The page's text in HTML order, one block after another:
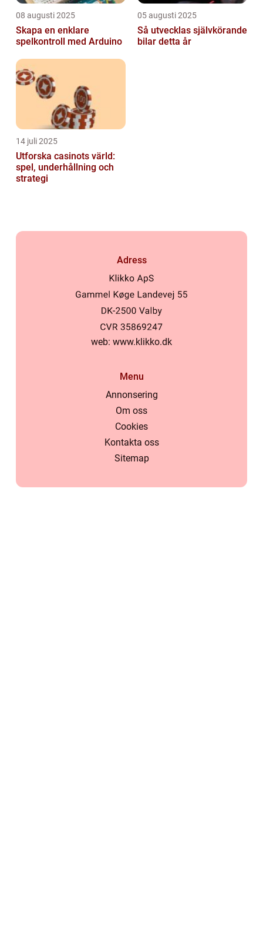
08 augusti 2025
Skapa en enklare
spelkontroll med Arduino
05 augusti 2025
Så utvecklas självkörande
bilar detta år
14 juli 2025
Utforska casinots värld:
spel, underhållning och
strategi
Adress
web: www.klikko.dk
Menu
Annonsering
Om oss
Cookies
Kontakta oss
Sitemap